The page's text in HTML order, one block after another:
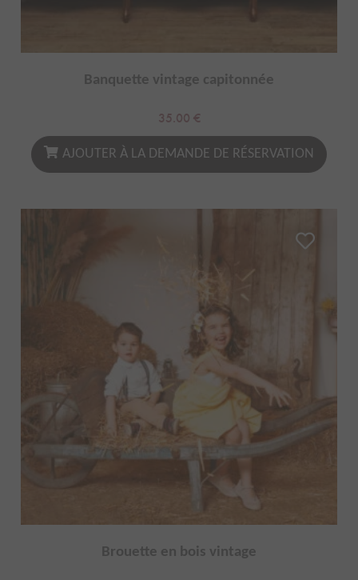
Banquette vintage capitonnée
35.00 €
AJOUTER À LA DEMANDE DE RÉSERVATION
Brouette en bois vintage